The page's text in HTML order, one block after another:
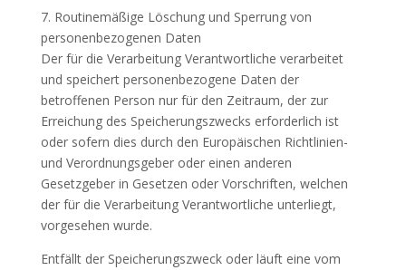
7. Routinemäßige Löschung und Sperrung von
personenbezogenen Daten
Der für die Verarbeitung Verantwortliche verarbeitet
und speichert personenbezogene Daten der
betroffenen Person nur für den Zeitraum, der zur
Erreichung des Speicherungszwecks erforderlich ist
oder sofern dies durch den Europäischen Richtlinien-
und Verordnungsgeber oder einen anderen
Gesetzgeber in Gesetzen oder Vorschriften, welchen
der für die Verarbeitung Verantwortliche unterliegt,
vorgesehen wurde.
Entfällt der Speicherungszweck oder läuft eine vom